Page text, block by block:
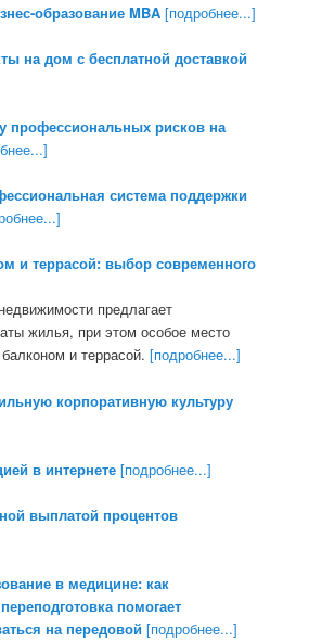
образование MBA [подробнее...]
на дом с бесплатной доставкой
профессиональных рисков на
система поддержки
и террасой: выбор современного
предлагает
жилья, при этом особое место
и террасой.[подробнее...]
корпоративную культуру
в интернете [подробнее...]
выплатой процентов
в медицине: как
помогает
на передовой [подробнее...]